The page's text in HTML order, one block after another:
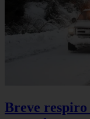
Breve